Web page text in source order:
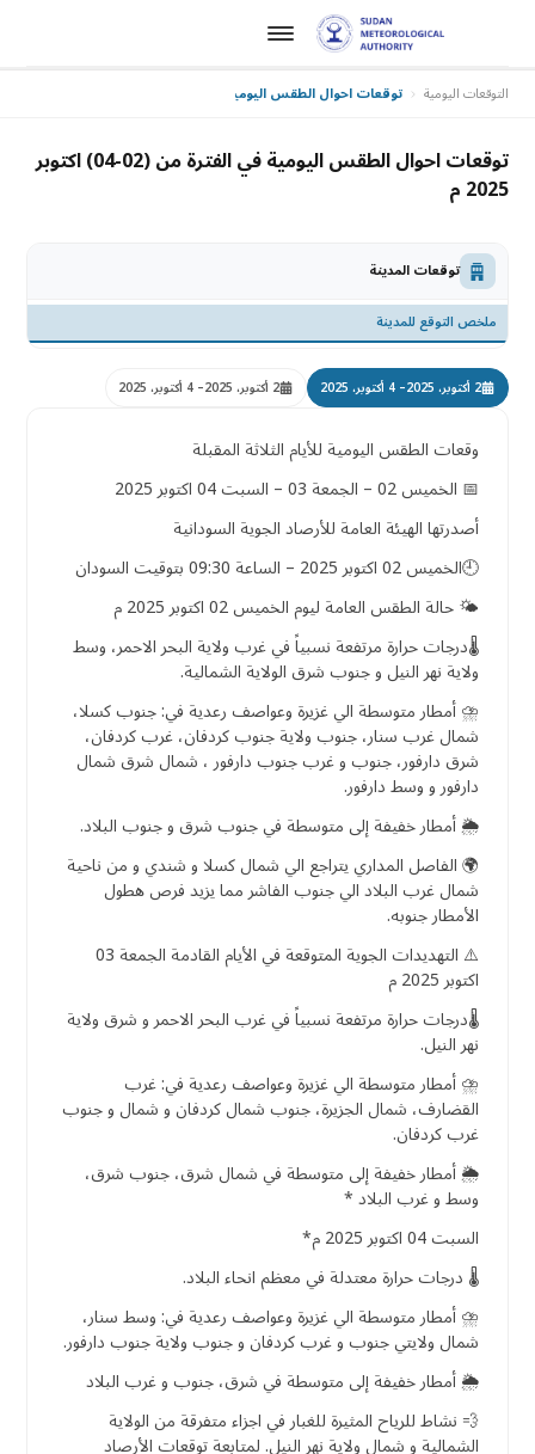
التوقعات اليومية توقعات احوال الطقس اليومية في الفترة من (02-04) اكتوبر 2025 م
توقعات احوال الطقس اليومية في الفترة من (02-04) اكتوبر
2025 م
توقعات المدينة
ملخص التوقع للمدينة
2 أكتوبر، 2025 – 4 أكتوبر، 2025 2 أكتوبر، 2025 – 4 أكتوبر، 2025
وقعات الطقس اليومية للأيام الثلاثة المقبلة
📅 الخميس 02 – الجمعة 03 – السبت 04 اكتوبر 2025
أصدرتها الهيئة العامة للأرصاد الجوية السودانية
🕘الخميس 02 اكتوبر 2025 – الساعة 09:30 بتوقيت السودان
🌤️ حالة الطقس العامة ليوم الخميس 02 اكتوبر 2025 م
🌡️درجات حرارة مرتفعة نسبياً في غرب ولاية البحر الاحمر، وسط
ولاية نهر النيل و جنوب شرق الولاية الشمالية.
⛈️ أمطار متوسطة الي غزيرة وعواصف رعدية في: جنوب كسلا،
شمال غرب سنار، جنوب ولاية جنوب كردفان، غرب كردفان،
شرق دارفور، جنوب و غرب جنوب دارفور ، شمال شرق شمال
دارفور و وسط دارفور.
🌦️ أمطار خفيفة إلى متوسطة في جنوب شرق و جنوب البلاد.
🌍 الفاصل المداري يتراجع الي شمال كسلا و شندي و من ناحية
شمال غرب البلاد الي جنوب الفاشر مما يزيد فرص هطول
الأمطار جنوبه.
⚠️ التهديدات الجوية المتوقعة في الأيام القادمة الجمعة 03
اكتوبر 2025 م
🌡️درجات حرارة مرتفعة نسبياً في غرب البحر الاحمر و شرق ولاية
نهر النيل.
⛈️ أمطار متوسطة الي غزيرة وعواصف رعدية في: غرب
القضارف، شمال الجزيرة، جنوب شمال كردفان و شمال و جنوب
غرب كردفان.
🌦️ أمطار خفيفة إلى متوسطة في شمال شرق، جنوب شرق،
وسط و غرب البلاد *
السبت 04 اكتوبر 2025 م*
🌡️ درجات حرارة معتدلة في معظم انحاء البلاد.
⛈️ أمطار متوسطة الي غزيرة وعواصف رعدية في: وسط سنار،
شمال ولايتي جنوب و غرب كردفان و جنوب ولاية جنوب دارفور.
🌦️ أمطار خفيفة إلى متوسطة في شرق، جنوب و غرب البلاد
💨 نشاط للرياح المثيرة للغبار في اجزاء متفرقة من الولاية
الشمالية و شمال ولاية نهر النيل. لمتابعة توقعات الأرصاد